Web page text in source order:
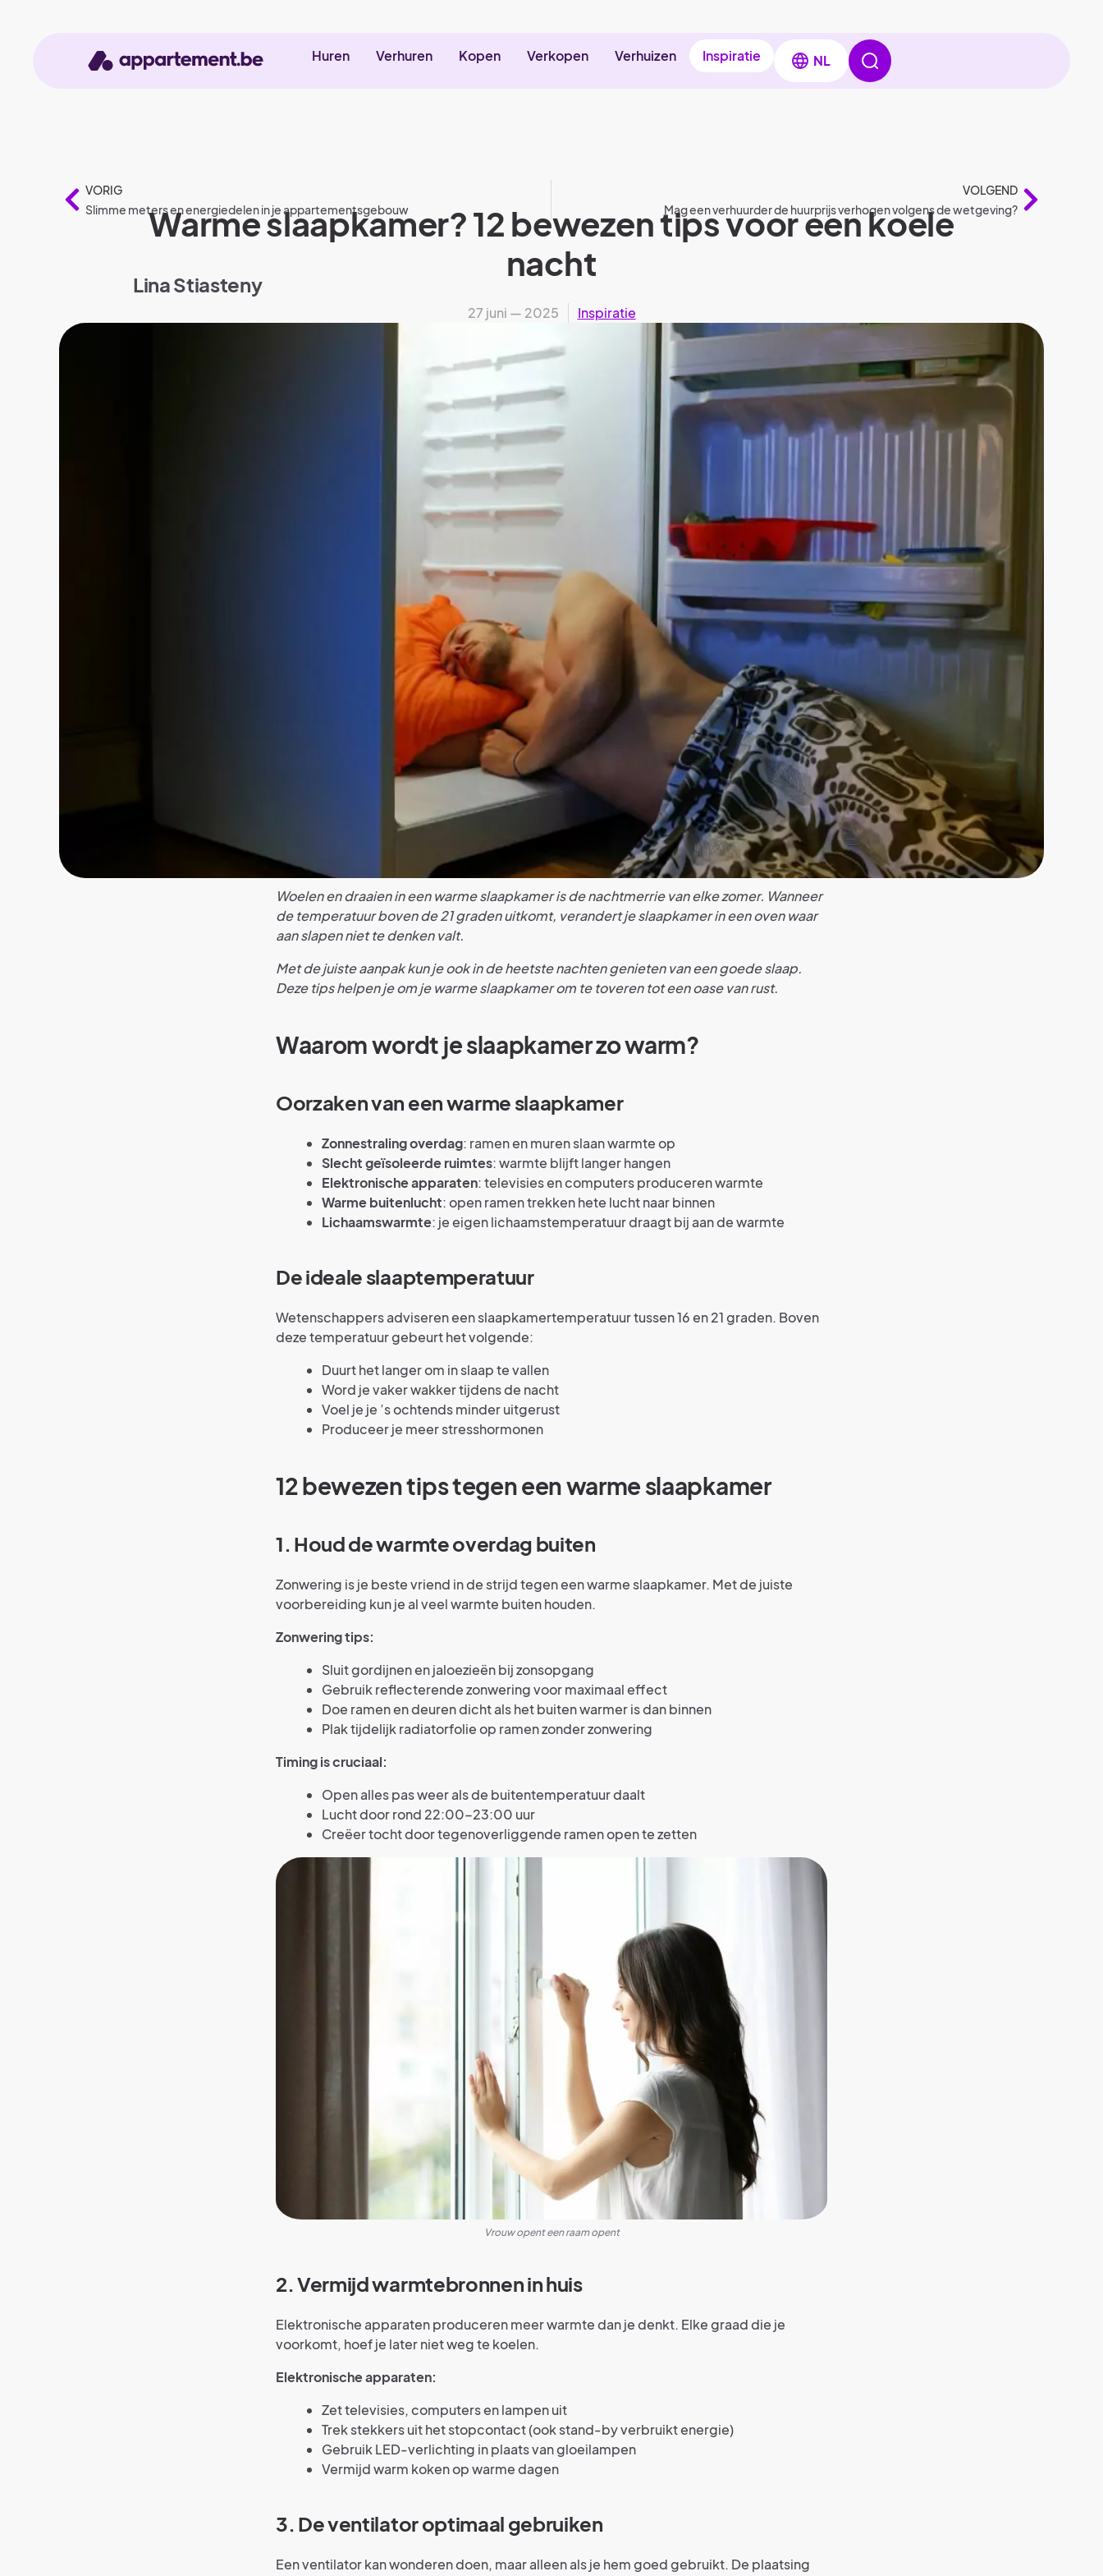
Huren Verhuren Kopen Verkopen Verhuizen Inspiratie NL
VORIG
Slimme meters en energiedelen in je appartementsgebouw
VOLGEND
Mag een verhuurder de huurprijs verhogen volgens de wetgeving?
Warme slaapkamer? 12 bewezen tips voor een koele
nacht
Lina Stiasteny
27 juni — 2025 Inspiratie
Woelen en draaien in een warme slaapkamer is de nachtmerrie van elke zomer. Wanneer
de temperatuur boven de 21 graden uitkomt, verandert je slaapkamer in een oven waar
aan slapen niet te denken valt.
Met de juiste aanpak kun je ook in de heetste nachten genieten van een goede slaap.
Deze tips helpen je om je warme slaapkamer om te toveren tot een oase van rust.
Waarom wordt je slaapkamer zo warm?
Oorzaken van een warme slaapkamer
Zonnestraling overdag: ramen en muren slaan warmte op
Slecht geïsoleerde ruimtes: warmte blijft langer hangen
Elektronische apparaten: televisies en computers produceren warmte
Warme buitenlucht: open ramen trekken hete lucht naar binnen
Lichaamswarmte: je eigen lichaamstemperatuur draagt bij aan de warmte
De ideale slaaptemperatuur
Wetenschappers adviseren een slaapkamertemperatuur tussen 16 en 21 graden. Boven
deze temperatuur gebeurt het volgende:
Duurt het langer om in slaap te vallen
Word je vaker wakker tijdens de nacht
Voel je je ’s ochtends minder uitgerust
Produceer je meer stresshormonen
12 bewezen tips tegen een warme slaapkamer
1. Houd de warmte overdag buiten
Zonwering is je beste vriend in de strijd tegen een warme slaapkamer. Met de juiste
voorbereiding kun je al veel warmte buiten houden.
Zonwering tips:
Sluit gordijnen en jaloezieën bij zonsopgang
Gebruik reflecterende zonwering voor maximaal effect
Doe ramen en deuren dicht als het buiten warmer is dan binnen
Plak tijdelijk radiatorfolie op ramen zonder zonwering
Timing is cruciaal:
Open alles pas weer als de buitentemperatuur daalt
Lucht door rond 22:00-23:00 uur
Creëer tocht door tegenoverliggende ramen open te zetten
Vrouw opent een raam opent
2. Vermijd warmtebronnen in huis
Elektronische apparaten produceren meer warmte dan je denkt. Elke graad die je
voorkomt, hoef je later niet weg te koelen.
Elektronische apparaten:
Zet televisies, computers en lampen uit
Trek stekkers uit het stopcontact (ook stand-by verbruikt energie)
Gebruik LED-verlichting in plaats van gloeilampen
Vermijd warm koken op warme dagen
3. De ventilator optimaal gebruiken
Een ventilator kan wonderen doen, maar alleen als je hem goed gebruikt. De plaatsing